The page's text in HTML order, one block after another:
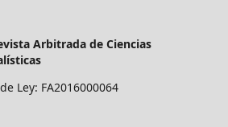
Arbitrada de Ciencias
Ley: FA2016000064